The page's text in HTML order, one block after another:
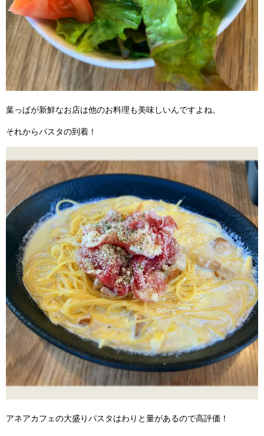
葉っぱが新鮮なお店は他のお料理も美味しいんですよね。
それからパスタの到着！
アネアカフェの大盛りパスタはわりと量があるので高評価！